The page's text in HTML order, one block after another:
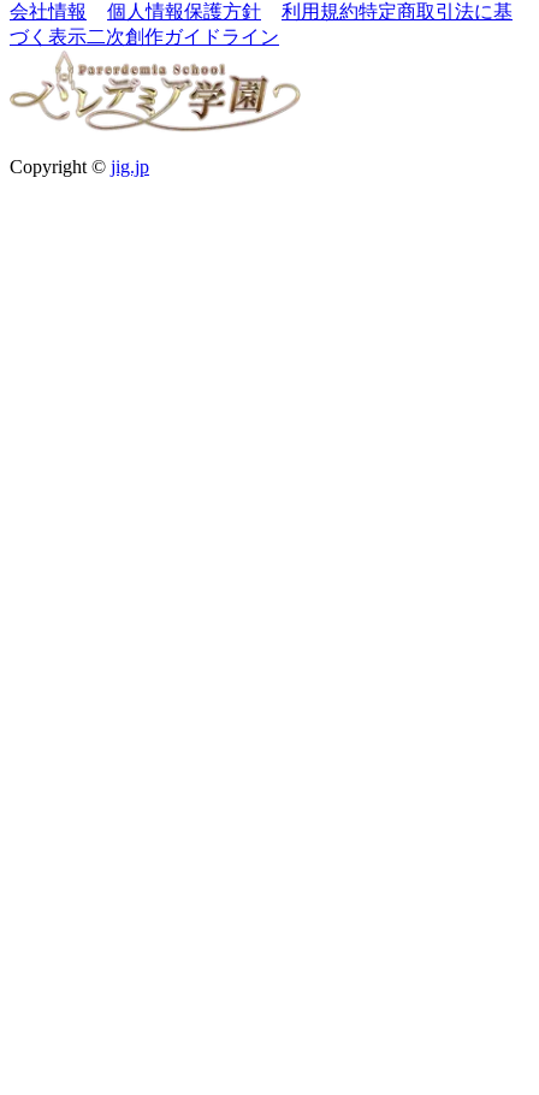
会社情報 個人情報保護方針 利用規約特定商取引法に基
づく表示二次創作ガイドライン
Copyright © jig.jp